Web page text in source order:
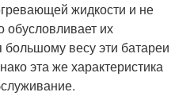
жидкости и не
обусловливает их
большому весу эти батареи
эта же характеристика